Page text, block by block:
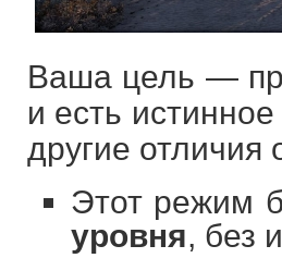
Ваша цель —
и есть
другие
Этот режим
уровня, без